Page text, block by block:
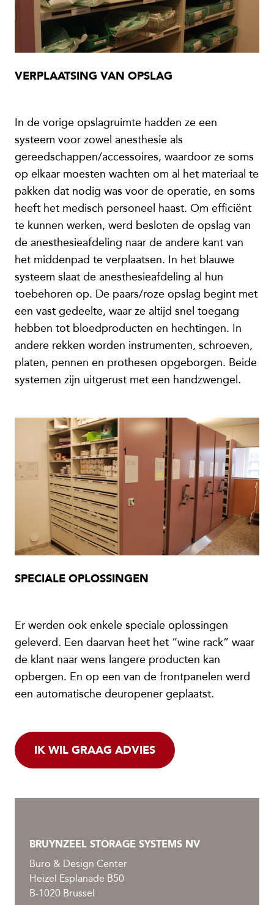
VERPLAATSING VAN OPSLAG
In de vorige opslagruimte hadden ze een
systeem voor zowel anesthesie als
gereedschappen/accessoires, waardoor ze soms
op elkaar moesten wachten om al het materiaal te
pakken dat nodig was voor de operatie, en soms
heeft het medisch personeel haast. Om efficiënt
te kunnen werken, werd besloten de opslag van
de anesthesieafdeling naar de andere kant van
het middenpad te verplaatsen. In het blauwe
systeem slaat de anesthesieafdeling al hun
toebehoren op. De paars/roze opslag begint met
een vast gedeelte, waar ze altijd snel toegang
hebben tot bloedproducten en hechtingen. In
andere rekken worden instrumenten, schroeven,
platen, pennen en prothesen opgeborgen. Beide
systemen zijn uitgerust met een handzwengel.
SPECIALE OPLOSSINGEN
Er werden ook enkele speciale oplossingen
geleverd. Een daarvan heet het “wine rack” waar
de klant naar wens langere producten kan
opbergen. En op een van de frontpanelen werd
een automatische deuropener geplaatst.
IK WIL GRAAG ADVIES
BRUYNZEEL STORAGE SYSTEMS NV
Buro & Design Center
Heizel Esplanade B50
B-1020 Brussel